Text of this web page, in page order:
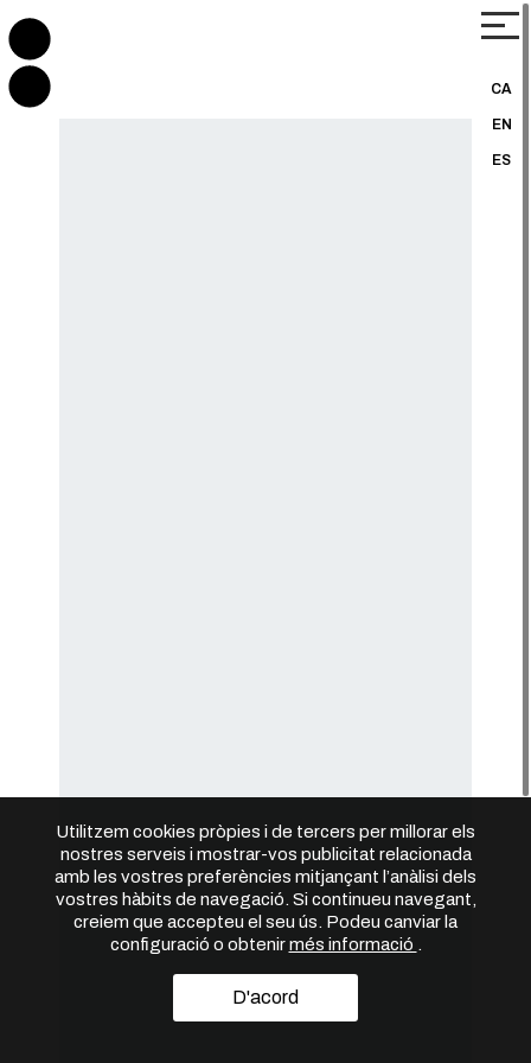
CA
EN
ES
Utilitzem cookies pròpies i de tercers per millorar els
nostres serveis i mostrar-vos publicitat relacionada
amb les vostres preferències mitjançant l’anàlisi dels
vostres hàbits de navegació. Si continueu navegant,
creiem que accepteu el seu ús. Podeu canviar la
configuració o obtenirmés informació
D'acord